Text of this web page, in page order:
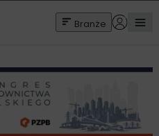
Branże